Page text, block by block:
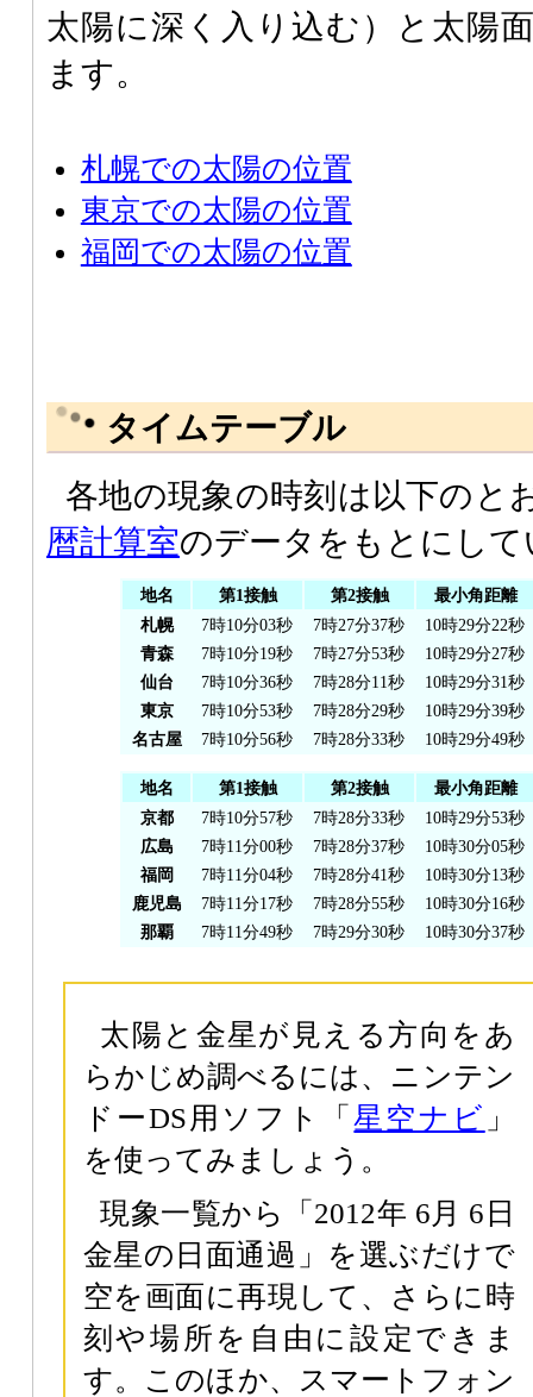
太陽に深く入り込む）と太陽
ます。
札幌での太陽の位置
東京での太陽の位置
福岡での太陽の位置
タイムテーブル
各地の現象の時刻は以下のと
暦計算室のデータをもとにし
地名 第1接触 第2接触
最小角距離
札幌
7時10分03秒 7時27分37秒
10時29分22秒
青森
7時10分19秒 7時27分53秒
10時29分27秒
仙台
7時10分36秒 7時28分11秒
10時29分31秒
東京
7時10分53秒 7時28分29秒
10時29分39秒
名古屋
7時10分56秒 7時28分33秒 10時29分49秒
地名 第1接触 第2接触
最小角距離
京都
7時10分57秒 7時28分33秒
10時29分53秒
広島
7時11分00秒 7時28分37秒
10時30分05秒
福岡
7時11分04秒 7時28分41秒
10時30分13秒
鹿児島
7時11分17秒 7時28分55秒
10時30分16秒
那覇
7時11分49秒 7時29分30秒 10時30分37秒
太陽と金星が見える方向をあ
らかじめ調べるには、ニンテン
ドーDS用ソフト「星空ナビ 」
を使ってみましょう。
現象一覧から「2012年 6月 6日
金星の日面通過」を選ぶだけで
空を画面に再現して、さらに時
刻や場所を自由に設定できま
す。このほか、スマートフォン